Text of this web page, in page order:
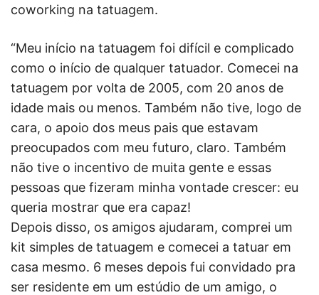
coworking na tatuagem.
“Meu início na tatuagem foi difícil e complicado
como o início de qualquer tatuador. Comecei na
tatuagem por volta de 2005, com 20 anos de
idade mais ou menos. Também não tive, logo de
cara, o apoio dos meus pais que estavam
preocupados com meu futuro, claro. Também
não tive o incentivo de muita gente e essas
pessoas que fizeram minha vontade crescer: eu
queria mostrar que era capaz!
Depois disso, os amigos ajudaram, comprei um
kit simples de tatuagem e comecei a tatuar em
casa mesmo. 6 meses depois fui convidado pra
ser residente em um estúdio de um amigo, o